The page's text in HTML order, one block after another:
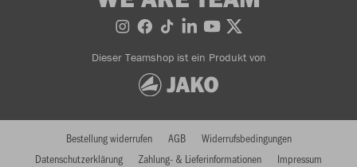
Dieser Teamshop ist ein Produkt von
Bestellung widerrufen AGB
Widerrufsbedingungen
Datenschutzerklärung
Zahlung- & Lieferinformationen Impressum